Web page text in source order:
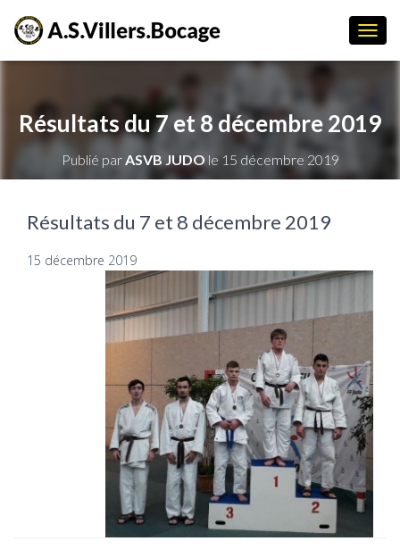
D
É
E
A
I
Résultats du 7 et 8 décembre 2019
Publié parASVB JUDO le 15 décembre 2019
Résultats du 7 et 8 décembre 2019
15 décembre 2019